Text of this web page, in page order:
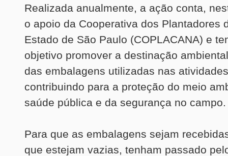
Realizada anualmente, a ação conta,
o apoio da Cooperativa dos Plantadores
Estado de São Paulo (COPLACANA) e
objetivo promover a destinação
das embalagens utilizadas nas
contribuindo para a proteção do meio
saúde pública e da segurança no campo.
Para que as embalagens sejam
que estejam vazias, tenham passado